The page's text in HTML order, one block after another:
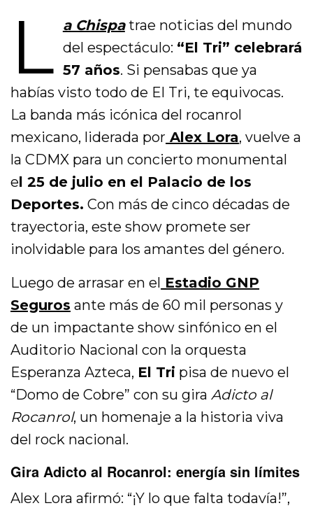
L a Chispatrae noticias del mundo
del espectáculo: “El Tri” celebrará
57 años. Si pensabas que ya
habías visto todo de El Tri, te equivocas.
La banda más icónica del rocanrol
mexicano, liderada por Alex Lora, vuelve a
la CDMX para un concierto monumental
el 25 de julio en el Palacio de los
Deportes. Con más de cinco décadas de
trayectoria, este show promete ser
inolvidable para los amantes del género.
Luego de arrasar en el Estadio GNP
Seguros ante más de 60 mil personas y
de un impactante show sinfónico en el
Auditorio Nacional con la orquesta
Esperanza Azteca, El Tri pisa de nuevo el
“Domo de Cobre” con su giraAdicto al
Rocanrol, un homenaje a la historia viva
del rock nacional.
Gira Adicto al Rocanrol: energía sin límites
Alex Lora afirmó: “¡Y lo que falta todavía!”,